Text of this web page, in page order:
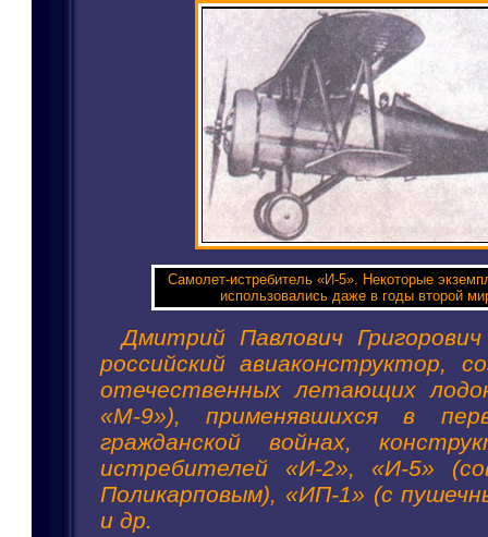
Самолет-истребитель «И-5». Некоторые
использовались даже в годы второй
Дмитрий Павлович
российский авиаконструктор,
отечественных летающих
«М-9»), применявшихся в
гражданской войнах,
истребителей «И-2», «И-5»
Поликарповым), «ИП-1» (с
и др.